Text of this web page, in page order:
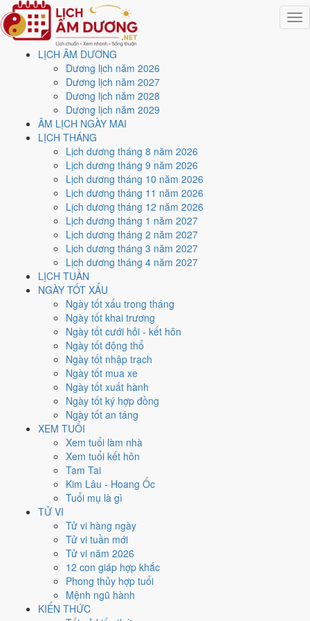
LỊCH ÂM DƯƠNG
Dương lịch năm 2026
Dương lịch năm 2027
Dương lịch năm 2028
Dương lịch năm 2029
ÂM LỊCH NGÀY MAI
LỊCH THÁNG
Lịch dương tháng 8 năm 2026
Lịch dương tháng 9 năm 2026
Lịch dương tháng 10 năm 2026
Lịch dương tháng 11 năm 2026
Lịch dương tháng 12 năm 2026
Lịch dương tháng 1 năm 2027
Lịch dương tháng 2 năm 2027
Lịch dương tháng 3 năm 2027
Lịch dương tháng 4 năm 2027
LỊCH TUẦN
NGÀY TỐT XẤU
Ngày tốt xấu trong tháng
Ngày tốt khai trương
Ngày tốt cưới hỏi - kết hôn
Ngày tốt động thổ
Ngày tốt nhập trạch
Ngày tốt mua xe
Ngày tốt xuất hành
Ngày tốt ký hợp đồng
Ngày tốt an táng
XEM TUỔI
Xem tuổi làm nhà
Xem tuổi kết hôn
Tam Tai
Kim Lâu - Hoang Ốc
Tuổi mụ là gì
TỬ VI
Tử vi hàng ngày
Tử vi tuần mới
Tử vi năm 2026
12 con giáp hợp khắc
Phong thủy hợp tuổi
Mệnh ngũ hành
KIẾN THỨC
Trang chủ
Lịch năm 1953
Tháng 2/1953
Ngày 14/2/1953 (Bính Thân)
Xem ngày14/2/1953
lịch - Ngày 1/1 âm lịch
(Bính Thân) tốt hay xấu?
Ngày 14/2/1953 dương lịch (Thứ Bảy) là ngày 1/1/1953 âm lịch
Bính Thân- Can khắc Chi, Trực Phá, Sao Đê, nạp âm Sơn
Hạ Hỏa. Tổng hòa, đây là Ngày Đại Hungvới điểm trung bình
cho các việc quan trọng. Giờ Hoàng Đạo trong ngày:
Tỵ, Mùi, Tuất
Ngày Dương
Tháng 2 năm 1953
Tháng 1 âm năm 1953
Tiết Lập Xuân
Mậu Tý
Quý Tỵ
Ngày Bính Thân có TrựcPhá (ngày phá hoại - đại hung, kỵ trăm sự)
Thiên Lao hắc đạo
nên đây là Ngày Đại Hung, tránh hẳn cưới hỏi, khai trương,
Tý, Thìn, Tỵhợp ngày; tuổi